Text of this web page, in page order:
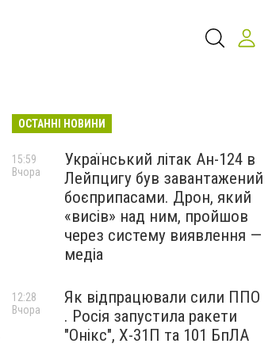
ОСТАННІ НОВИНИ
Український літак Ан-124 в
Лейпцигу був завантажений
боєприпасами. Дрон, який
«висів» над ним, пройшов
через систему виявлення —
медіа
15:59
Вчора
Як відпрацювали сили ППО
. Росія запустила ракети
"Онікс", Х-31П та 101 БпЛА
12:28
Вчора